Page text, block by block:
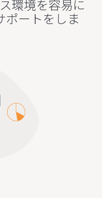
環境を容易に
ポートをしま